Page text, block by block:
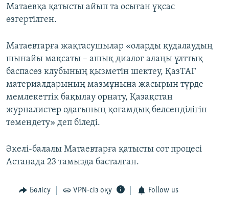
Матаевқа қатысты айып та осыған ұқсас
өзгертілген.
Матаевтарға жақтасушылар «оларды қудалаудың
шынайы мақсаты – ашық диалог алаңы ұлттық
баспасөз клубының қызметін шектеу, ҚазТАГ
материалдарының мазмұнына жасырын түрде
мемлекеттік бақылау орнату, Қазақстан
журналистер одағының қоғамдық белсенділігін
төмендету» деп біледі.
Әкелі-балалы Матаевтарға қатысты сот процесі
Астанада 23 тамызда басталған.
Бөлісу VPN-сіз оқу Follow us